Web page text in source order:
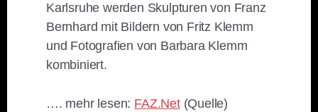
Karlsruhe werden Skulpturen von Franz
Bernhard mit Bildern von Fritz Klemm
und Fotografien von Barbara Klemm
kombiniert.
…. mehr lesen: FAZ.Net(Quelle)